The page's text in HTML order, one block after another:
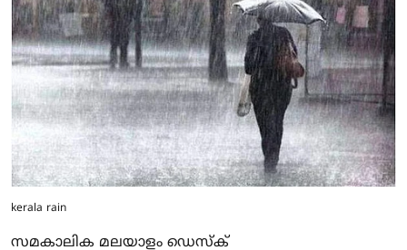
kerala rain
സമകാലിക മലയാളം ഡെസ്ക്